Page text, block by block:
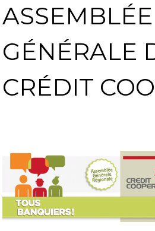
ASSEMBLÉE
GÉNÉRALE
CRÉDIT